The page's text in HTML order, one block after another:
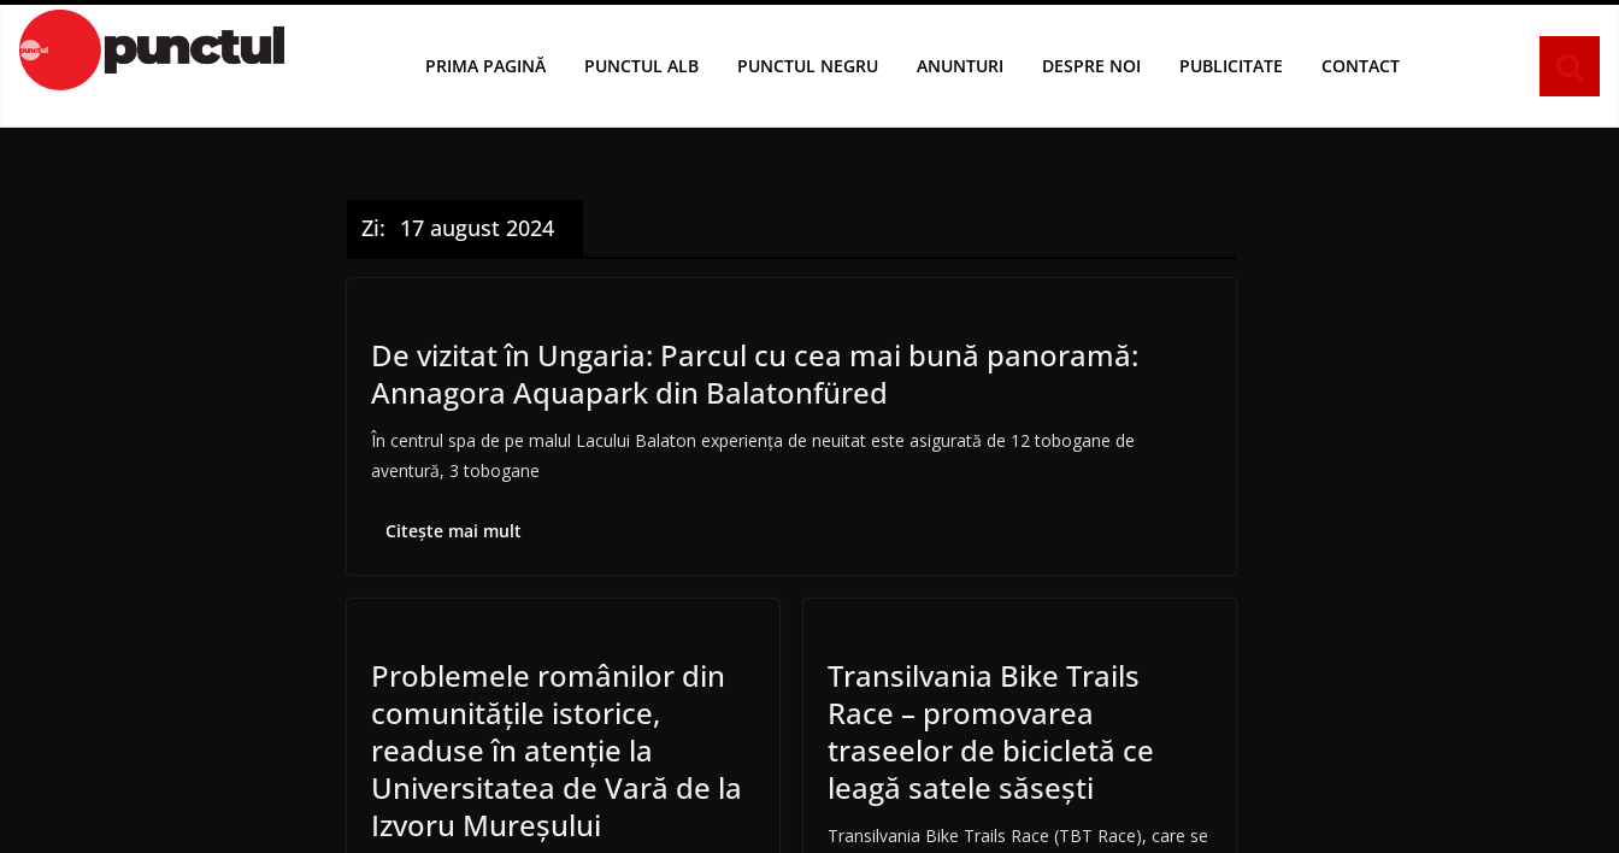
Sari
conținut
PRIMA PAGINĂ PUNCTUL ALB PUNCTUL NEGRU ANUNTURI DESPRE NOI PUBLICITATE CONTACT
Zi: 17 august 2024
De vizitat în Ungaria: Parcul cu cea mai bună panoramă:
Annagora Aquapark din Balatonfüred
În centrul spa de pe malul Lacului Balaton experiența de neuitat este asigurată de 12 tobogane de
aventură, 3 tobogane
Citește mai mult
Problemele românilor din
comunităţile istorice,
readuse în atenţie la
Universitatea de Vară de la
Izvoru Mureşului
Transilvania Bike Trails
Race – promovarea
traseelor de bicicletă ce
leagă satele săseşti
Transilvania Bike Trails Race (TBT Race), care se